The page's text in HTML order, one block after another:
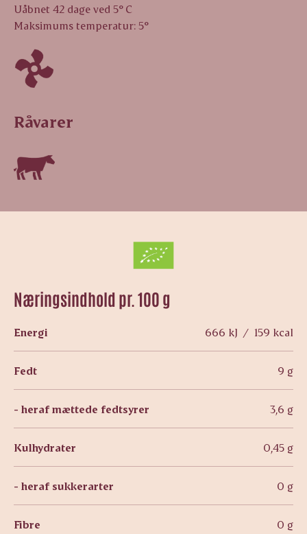
Næringsindhold pr. 100 g
Energi 666 kJ / 159 kcal
Fedt 9 g
- heraf mættede fedtsyrer 3,6 g
Kulhydrater 0,45 g
- heraf sukkerarter 0 g
Fibre 0 g
Uåbnet 42 dage ved 5° C
Maksimums temperatur: 5°
Råvarer